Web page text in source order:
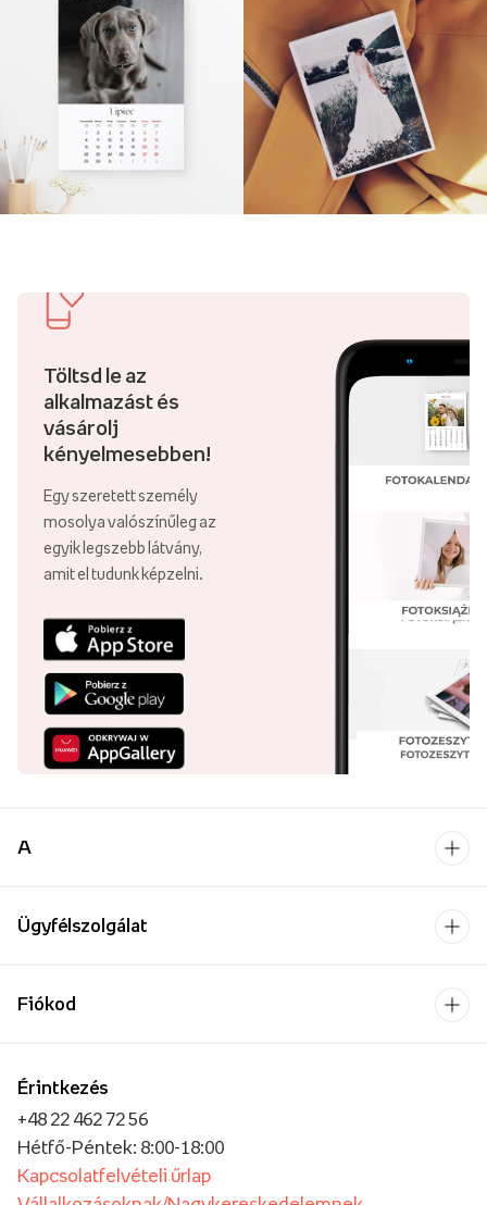
Töltsd le az
alkalmazást és
vásárolj
kényelmesebben!
Egy szeretett személy
mosolya valószínűleg az
egyik legszebb látvány,
amit el tudunk képzelni.
A
Ügyfélszolgálat
Érintkezés
+48 22 462 72 56
Hétfő-Péntek: 8:00-18:00
Kapcsolatfelvételi űrlap
Fiókod